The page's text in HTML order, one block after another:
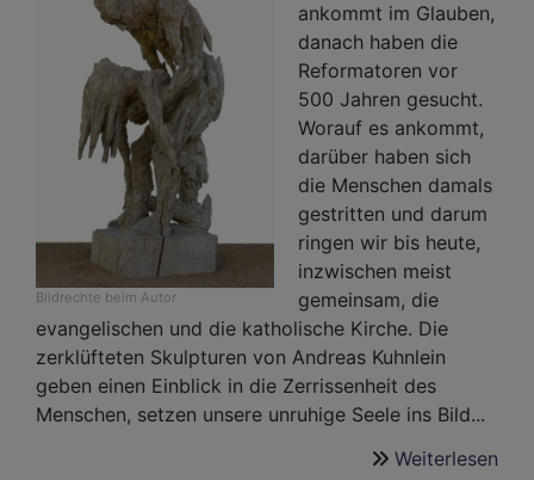
Bildrechte beim Autor
ankommt im Glauben,
danach haben die
Reformatoren vor
500 Jahren gesucht.
Worauf es ankommt,
darüber haben sich
die Menschen damals
gestritten und darum
ringen wir bis heute,
inzwischen meist
gemeinsam, die
evangelischen und die katholische Kirche. Die
zerklüfteten Skulpturen von Andreas Kuhnlein
geben einen Einblick in die Zerrissenheit des
Menschen, setzen unsere unruhige Seele ins Bild...
Weiterlesen